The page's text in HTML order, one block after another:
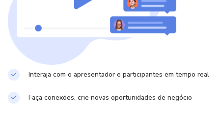
Interaja com o apresentador e participantes em tempo real
Faça conexões, crie novas oportunidades de negócio